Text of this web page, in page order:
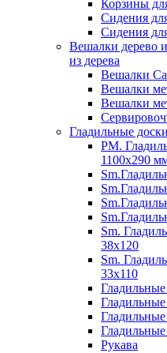
Корзины
Сидения
Сидения
Вешалки дерево
из дерева
Вешалки
Вешалки
Вешалки
Гладильные
PM.
1100х290
Sm.
38x120
Sm.
33х110
Гладильные
Рукава